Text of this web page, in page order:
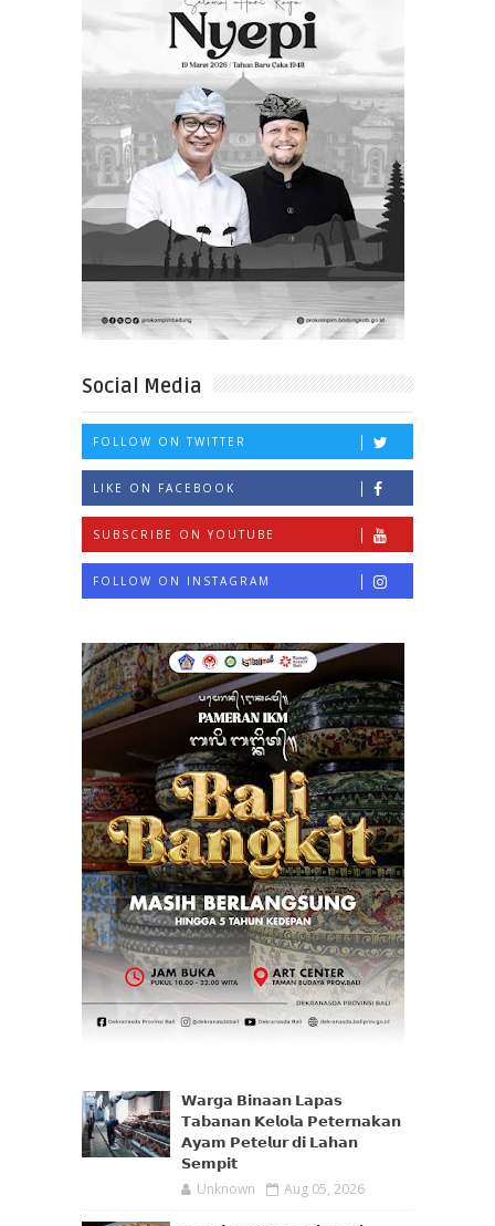
Social Media
FOLLOW ON TWITTER
LIKE ON FACEBOOK
SUBSCRIBE ON YOUTUBE
FOLLOW ON INSTAGRAM
𝗪𝗮𝗿𝗴𝗮 𝗕𝗶𝗻𝗮𝗮𝗻 𝗟𝗮𝗽𝗮𝘀
𝗧𝗮𝗯𝗮𝗻𝗮𝗻 𝗞𝗲𝗹𝗼𝗹𝗮 𝗣𝗲𝘁𝗲𝗿𝗻𝗮𝗸𝗮𝗻
𝗔𝘆𝗮𝗺 𝗣𝗲𝘁𝗲𝗹𝘂𝗿 𝗱𝗶 𝗟𝗮𝗵𝗮𝗻
𝗦𝗲𝗺𝗽𝗶𝘁
Unknown Aug 05, 2026